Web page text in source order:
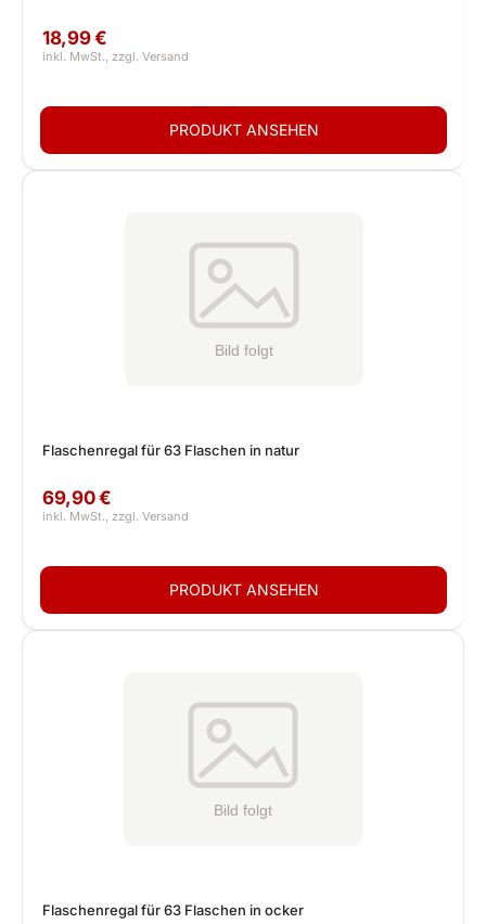
18,99 €
Flaschenregal für 63 Flaschen in natur
69,90 €
Flaschenregal für 63 Flaschen in ocker